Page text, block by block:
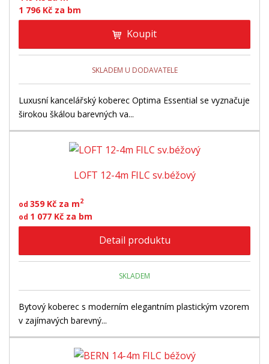
1 796 Kč za bm
Koupit
SKLADEM U DODAVATELE
Luxusní kancelářský koberec Optima Essential se vyznačuje
širokou škálou barevných va...
LOFT 12-4m FILC sv.béžový
od 359 Kč za m2
od 1 077 Kč za bm
Detail produktu
SKLADEM
Bytový koberec s moderním elegantním plastickým vzorem
v zajímavých barevný...